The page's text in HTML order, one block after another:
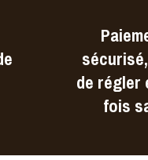
de régler
fois